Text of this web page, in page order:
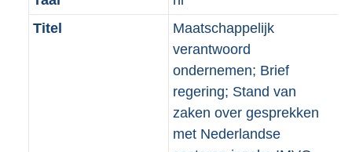
Titel
Maatschappelijk
verantwoord
ondernemen; Brief
regering; Stand van
zaken over gesprekken
met Nederlandse